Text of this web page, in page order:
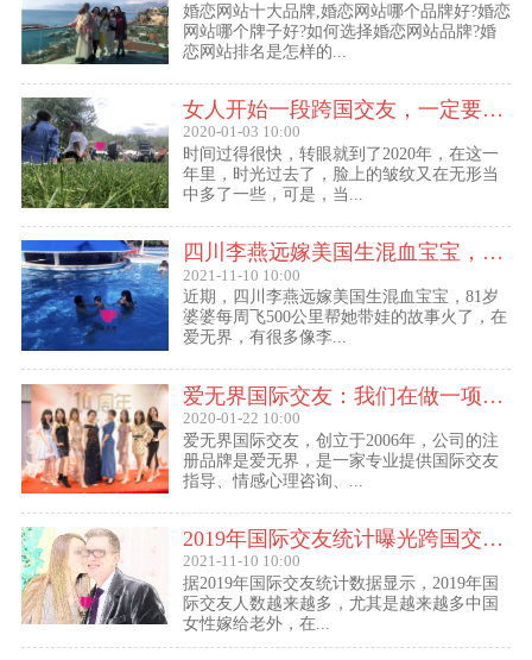
婚恋网站十大品牌,婚恋网站哪个品牌好?婚恋
网站哪个牌子好?如何选择婚恋网站品牌?婚
恋网站排名是怎样的...
女人开始一段跨国交友，一定要问自己这几个问题
2020-01-03 10:00
时间过得很快，转眼就到了2020年，在这一
年里，时光过去了，脸上的皱纹又在无形当
中多了一些，可是，当...
四川李燕远嫁美国生混血宝宝，这些跨国交友的真实故事可能你还没听过！
2021-11-10 10:00
近期，四川李燕远嫁美国生混血宝宝，81岁
婆婆每周飞500公里帮她带娃的故事火了，在
爱无界，有很多像李...
爱无界国际交友：我们在做一项关于女人幸福的事业
2020-01-22 10:00
爱无界国际交友，创立于2006年，公司的注
册品牌是爱无界，是一家专业提供国际交友
指导、情感心理咨询、...
2019年国际交友统计曝光跨国交友惊人内幕：女性嫁给老外比男士娶外国老婆数量更多
2021-11-10 10:00
据2019年国际交友统计数据显示，2019年国
际交友人数越来越多，尤其是越来越多中国
女性嫁给老外，在...